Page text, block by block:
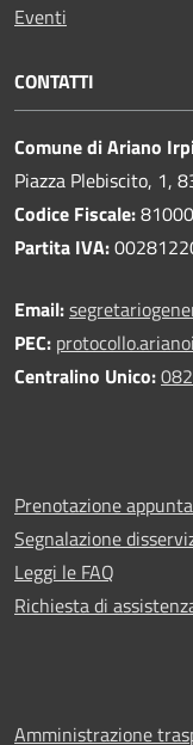
Eventi
CONTATTI
Comune di Ariano
Piazza Plebiscito, 1,
Codice Fiscale:
Partita IVA:
Email:
PEC:
Centralino Unico:
Prenotazione
Segnalazione
Leggi le FAQ
Richiesta di
Amministrazione